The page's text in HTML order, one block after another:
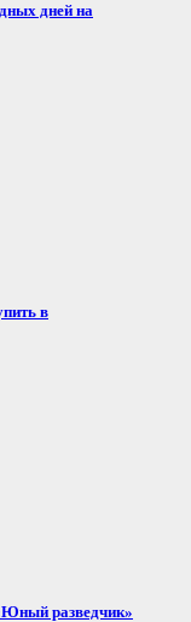
дней на
в
разведчик»